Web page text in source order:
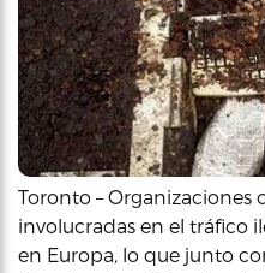
Toronto – Organizaciones
involucradas en el tráfico
en Europa, lo que junto